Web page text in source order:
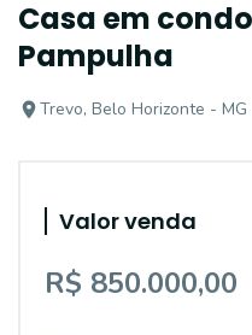
Casa em
Pampulha
Trevo, Belo Horizonte - MG
Valor venda
R$ 850.000,00